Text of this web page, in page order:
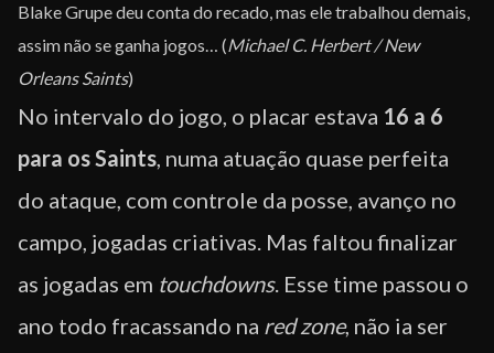
Blake Grupe deu conta do recado, mas ele trabalhou demais,
assim não se ganha jogos… (Michael C. Herbert / New
Orleans Saints)
No intervalo do jogo, o placar estava 16 a 6
para os Saints, numa atuação quase perfeita
do ataque, com controle da posse, avanço no
campo, jogadas criativas. Mas faltou finalizar
as jogadas em touchdowns. Esse time passou o
ano todo fracassando na red zone, não ia ser